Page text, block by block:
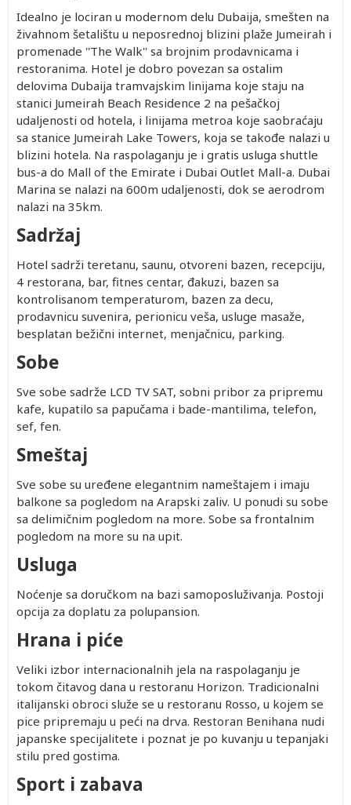
Idealno je lociran u modernom delu Dubaija, smešten na
živahnom šetalištu u neposrednoj blizini plaže Jumeirah i
promenade ''The Walk'' sa brojnim prodavnicama i
restoranima. Hotel je dobro povezan sa ostalim
delovima Dubaija tramvajskim linijama koje staju na
stanici Jumeirah Beach Residence 2 na pešačkoj
udaljenosti od hotela, i linijama metroa koje saobraćaju
sa stanice Jumeirah Lake Towers, koja se takođe nalazi u
blizini hotela. Na raspolaganju je i gratis usluga shuttle
bus-a do Mall of the Emirate i Dubai Outlet Mall-a. Dubai
Marina se nalazi na 600m udaljenosti, dok se aerodrom
nalazi na 35km.
Sadržaj
Hotel sadrži teretanu, saunu, otvoreni bazen, recepciju,
4 restorana, bar, fitnes centar, đakuzi, bazen sa
kontrolisanom temperaturom, bazen za decu,
prodavnicu suvenira, perionicu veša, usluge masaže,
besplatan bežični internet, menjačnicu, parking.
Sobe
Sve sobe sadrže LCD TV SAT, sobni pribor za pripremu
kafe, kupatilo sa papučama i bade-mantilima, telefon,
sef, fen.
Smeštaj
Sve sobe su uređene elegantnim nameštajem i imaju
balkone sa pogledom na Arapski zaliv. U ponudi su sobe
sa delimičnim pogledom na more. Sobe sa frontalnim
pogledom na more su na upit.
Usluga
Noćenje sa doručkom na bazi samoposluživanja. Postoji
opcija za doplatu za polupansion.
Hrana i piće
Veliki izbor internacionalnih jela na raspolaganju je
tokom čitavog dana u restoranu Horizon. Tradicionalni
italijanski obroci služe se u restoranu Rosso, u kojem se
pice pripremaju u peći na drva. Restoran Benihana nudi
japanske specijalitete i poznat je po kuvanju u tepanjaki
stilu pred gostima.
Sport i zabava